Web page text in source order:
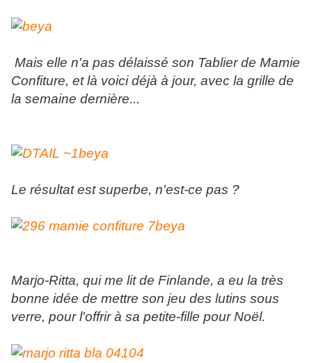
Mais elle n'a pas délaissé son Tablier de Mamie
Confiture, et là voici déjà à jour, avec la grille de
la semaine dernière...
Le résultat est superbe, n'est-ce pas ?
Marjo-Ritta, qui me lit de Finlande, a eu la très
bonne idée de mettre son jeu des lutins sous
verre, pour l'offrir à sa petite-fille pour Noël.